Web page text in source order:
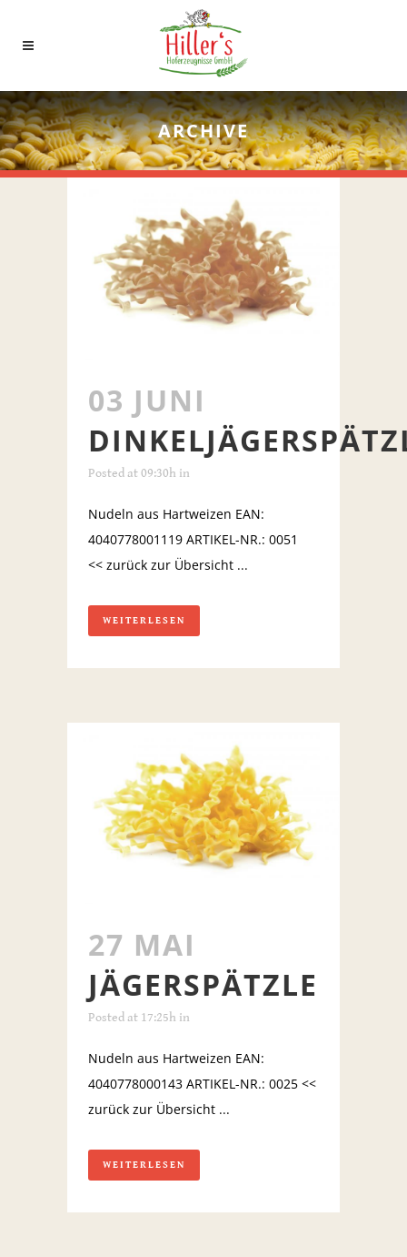
ARCHIVE
03 JUNI
Posted at 09:30h in
Nudeln aus Hartweizen EAN:
4040778001119 ARTIKEL-NR.: 0051
<< zurück zur Übersicht ...
WEITERLESEN
27 MAI
JÄGERSPÄTZLE
Posted at 17:25h in
Nudeln aus Hartweizen EAN:
4040778000143 ARTIKEL-NR.: 0025 <<
zurück zur Übersicht ...
WEITERLESEN